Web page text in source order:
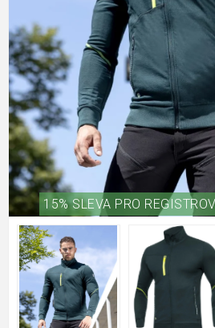
15% SLEVA PRO